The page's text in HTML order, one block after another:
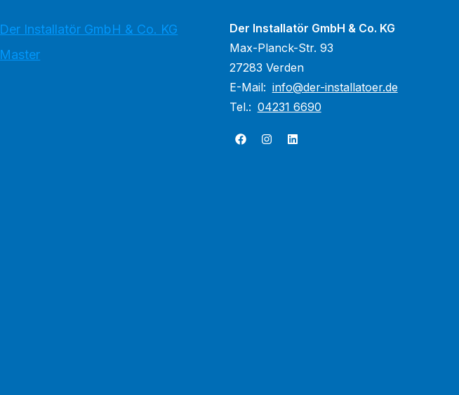
Der Installatör GmbH & Co. KG
Master
Der Installatör GmbH & Co. KG
Max-Planck-Str. 93
27283 Verden
E-Mail: info@der-installatoer.de
Tel.: 04231 6690